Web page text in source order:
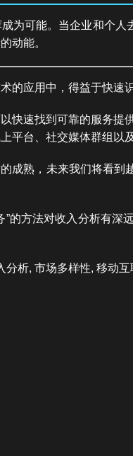
为可能。当企业和个
动能。
的应用中，得益于快速
快速找到可靠的服务提
平台、社交媒体群组以
成熟，未来我们将看到
”的方法对收入分析有
分析, 市场多样性, 移动